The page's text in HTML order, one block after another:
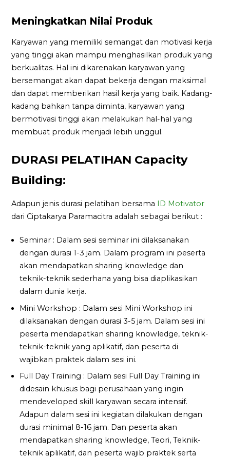
Meningkatkan Nilai Produk
Karyawan yang memiliki semangat dan motivasi kerja
yang tinggi akan mampu menghasilkan produk yang
berkualitas. Hal ini dikarenakan karyawan yang
bersemangat akan dapat bekerja dengan maksimal
dan dapat memberikan hasil kerja yang baik. Kadang-
kadang bahkan tanpa diminta, karyawan yang
bermotivasi tinggi akan melakukan hal-hal yang
membuat produk menjadi lebih unggul.
DURASI PELATIHAN Capacity
Building:
Adapun jenis durasi pelatihan bersama ID Motivator
dari Ciptakarya Paramacitra adalah sebagai berikut :
Seminar : Dalam sesi seminar ini dilaksanakan
dengan durasi 1-3 jam. Dalam program ini peserta
akan mendapatkan sharing knowledge dan
teknik-teknik sederhana yang bisa diaplikasikan
dalam dunia kerja.
Mini Workshop : Dalam sesi Mini Workshop ini
dilaksanakan dengan durasi 3-5 jam. Dalam sesi ini
peserta mendapatkan sharing knowledge, teknik-
teknik-teknik yang aplikatif, dan peserta di
wajibkan praktek dalam sesi ini.
Full Day Training : Dalam sesi Full Day Training ini
didesain khusus bagi perusahaan yang ingin
mendeveloped skill karyawan secara intensif.
Adapun dalam sesi ini kegiatan dilakukan dengan
durasi minimal 8-16 jam. Dan peserta akan
mendapatkan sharing knowledge, Teori, Teknik-
teknik aplikatif, dan peserta wajib praktek serta